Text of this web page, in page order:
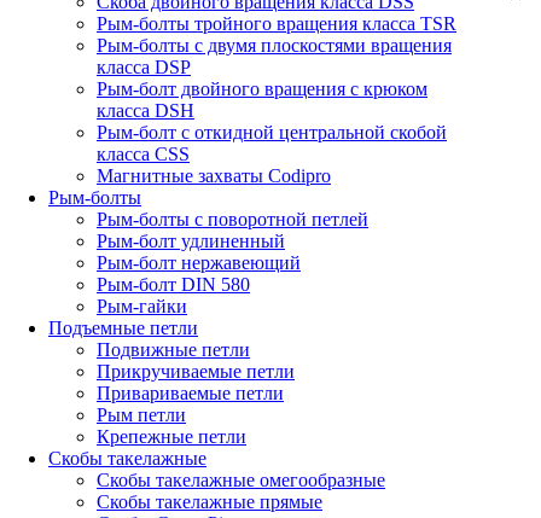
Рым-болты тройного вращения класса TSR
Рым-болты с двумя плоскостями вращения
класса DSP
Рым-болт двойного вращения с крюком
класса DSH
Рым-болт с откидной центральной скобой
класса CSS
Магнитные захваты Codipro
Рым-болты
Рым-болты с поворотной петлей
Рым-болт удлиненный
Рым-болт нержавеющий
Рым-болт DIN 580
Рым-гайки
Подъемные петли
Подвижные петли
Прикручиваемые петли
Привариваемые петли
Рым петли
Крепежные петли
Скобы такелажные
Скобы такелажные омегообразные
Скобы такелажные прямые